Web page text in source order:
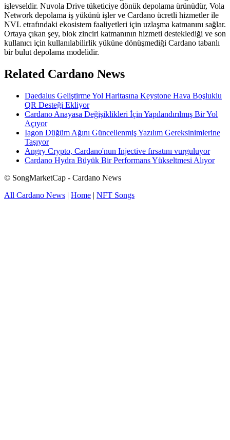
işlevseldir. Nuvola Drive tüketiciye dönük depolama ürünüdür, Vola
Network depolama iş yükünü işler ve Cardano ücretli hizmetler ile
NVL etrafındaki ekosistem faaliyetleri için uzlaşma katmanını sağlar.
Ortaya çıkan şey, blok zinciri katmanının hizmeti desteklediği ve son
kullanıcı için kullanılabilirlik yüküne dönüşmediği Cardano tabanlı
bir bulut depolama modelidir.
Related Cardano News
Daedalus Geliştirme Yol Haritasına Keystone Hava Boşluklu
QR Desteği Ekliyor
Cardano Anayasa Değişiklikleri İçin Yapılandırılmış Bir Yol
Açıyor
Iagon Düğüm Ağını Güncellenmiş Yazılım Gereksinimlerine
Taşıyor
Angry Crypto, Cardano'nun Injective fırsatını vurguluyor
Cardano Hydra Büyük Bir Performans Yükseltmesi Alıyor
© SongMarketCap - Cardano News
All Cardano News | Home | NFT Songs